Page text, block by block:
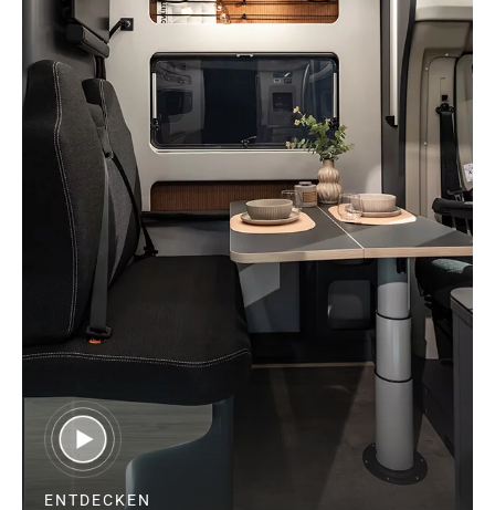
ENTDECKEN